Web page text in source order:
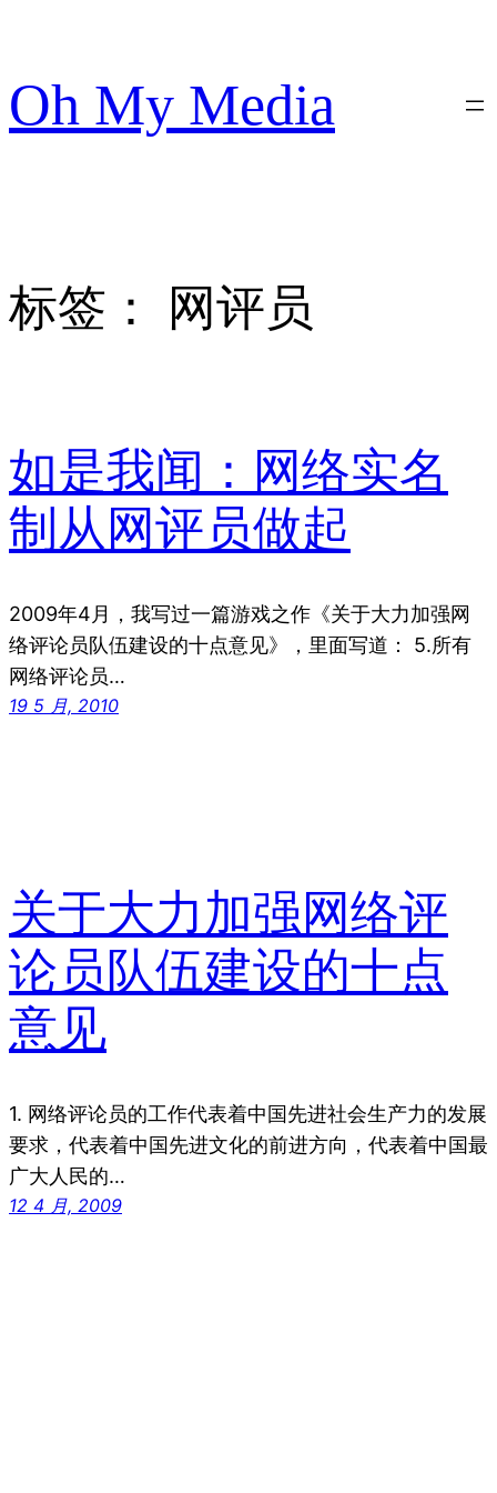
内
容
Oh My Media
标签： 网评员
如是我闻：网络实名
制从网评员做起
2009年4月，我写过一篇游戏之作《关于大力加强网
络评论员队伍建设的十点意见》，里面写道： 5.所有
网络评论员…
19 5 月, 2010
关于大力加强网络评
论员队伍建设的十点
意见
1. 网络评论员的工作代表着中国先进社会生产力的发展
要求，代表着中国先进文化的前进方向，代表着中国最
广大人民的…
12 4 月, 2009